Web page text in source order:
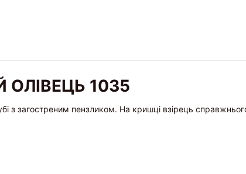
ОЛІВЕЦЬ 1035
з загостреним пензликом. На кришці взірець